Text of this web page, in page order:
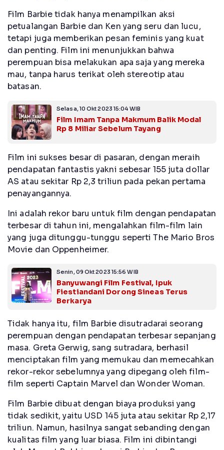
Film Barbie tidak hanya menampilkan aksi
petualangan Barbie dan Ken yang seru dan lucu,
tetapi juga memberikan pesan feminis yang kuat
dan penting. Film ini menunjukkan bahwa
perempuan bisa melakukan apa saja yang mereka
mau, tanpa harus terikat oleh stereotip atau
batasan.
Selasa, 10 Okt 2023 15:04 WIB
Film Imam Tanpa Makmum Balik Modal
Rp 8 Miliar Sebelum Tayang
Film ini sukses besar di pasaran, dengan meraih
pendapatan fantastis yakni sebesar 155 juta dollar
AS atau sekitar Rp 2,3 triliun pada pekan pertama
penayangannya.
Ini adalah rekor baru untuk film dengan pendapatan
terbesar di tahun ini, mengalahkan film-film lain
yang juga ditunggu-tunggu seperti The Mario Bros
Movie dan Oppenheimer.
Senin, 09 Okt 2023 15:56 WIB
Banyuwangi Film Festival, Ipuk
Fiestiandani Dorong Sineas Terus
Berkarya
Tidak hanya itu, film Barbie disutradarai seorang
perempuan dengan pendapatan terbesar sepanjang
masa. Greta Gerwig, sang sutradara, berhasil
menciptakan film yang memukau dan memecahkan
rekor-rekor sebelumnya yang dipegang oleh film-
film seperti Captain Marvel dan Wonder Woman.
Film Barbie dibuat dengan biaya produksi yang
tidak sedikit, yaitu USD 145 juta atau sekitar Rp 2,17
triliun. Namun, hasilnya sangat sebanding dengan
kualitas film yang luar biasa. Film ini dibintangi